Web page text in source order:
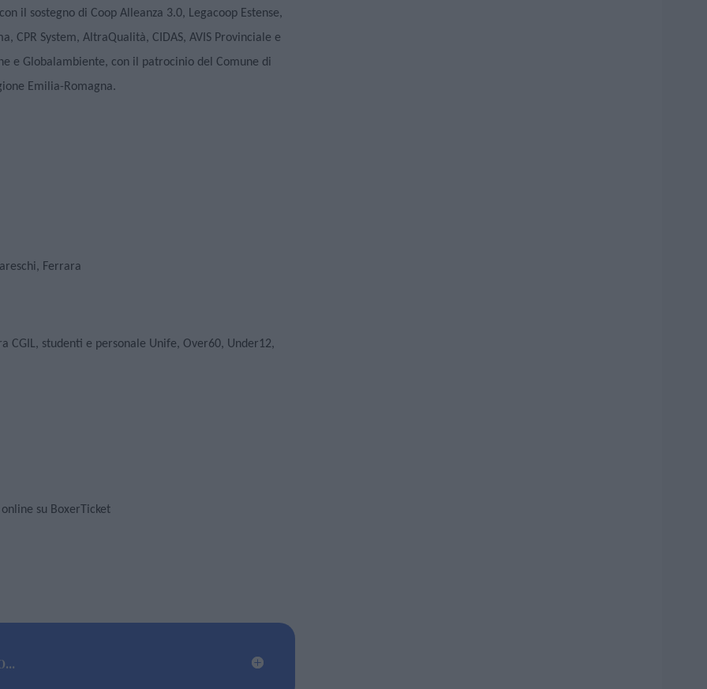
il sostegno di Coop Alleanza 3.0, Legacoop Estense,
CPR System, AltraQualità, CIDAS, AVIS Provinciale e
e Globalambiente, con il patrocinio del Comune di
Emilia-Romagna.
Ferrara
CGIL, studenti e personale Unife, Over60, Under12,
su BoxerTicket